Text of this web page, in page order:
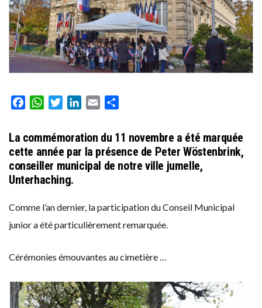
FacebookWhatsAppTwitterLinkedIn
Email
La commémoration du 11 novembre a été marquée
cette année par la présence de Peter Wöstenbrink,
conseiller municipal de notre ville jumelle,
Unterhaching.
Comme l’an dernier, la participation du Conseil Municipal
junior a été particulièrement remarquée.
Cérémonies émouvantes au cimetière …